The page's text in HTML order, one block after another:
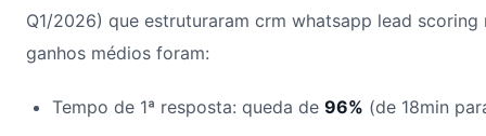
Q1/2026) que estruturaram crm whatsapp lead
ganhos médios foram:
Tempo de 1ª resposta: queda de 96% (de 18min